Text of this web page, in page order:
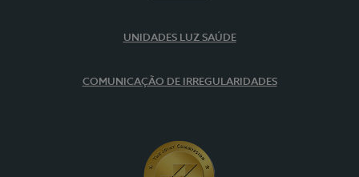
UNIDADES LUZ SAÚDE
COMUNICAÇÃO DE IRREGULARIDADES